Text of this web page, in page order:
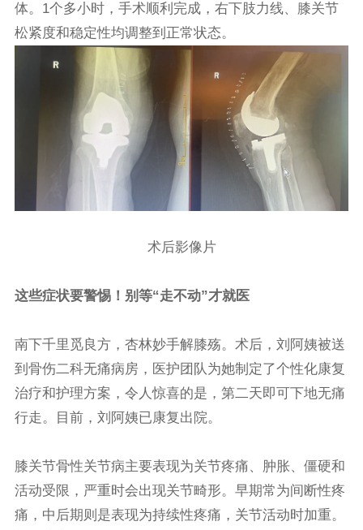
体。1个多小时，手术顺利完成，右下肢力线、膝关节
松紧度和稳定性均调整到正常状态。
术后影像片
这些症状要警惕！别等“走不动”才就医
南下千里觅良方，杏林妙手解膝殇。术后，刘阿姨被送
到骨伤二科无痛病房，医护团队为她制定了个性化康复
治疗和护理方案，令人惊喜的是，第二天即可下地无痛
行走。目前，刘阿姨已康复出院。
膝关节骨性关节病主要表现为关节疼痛、肿胀、僵硬和
活动受限，严重时会出现关节畸形。早期常为间断性疼
痛，中后期则是表现为持续性疼痛，关节活动时加重。